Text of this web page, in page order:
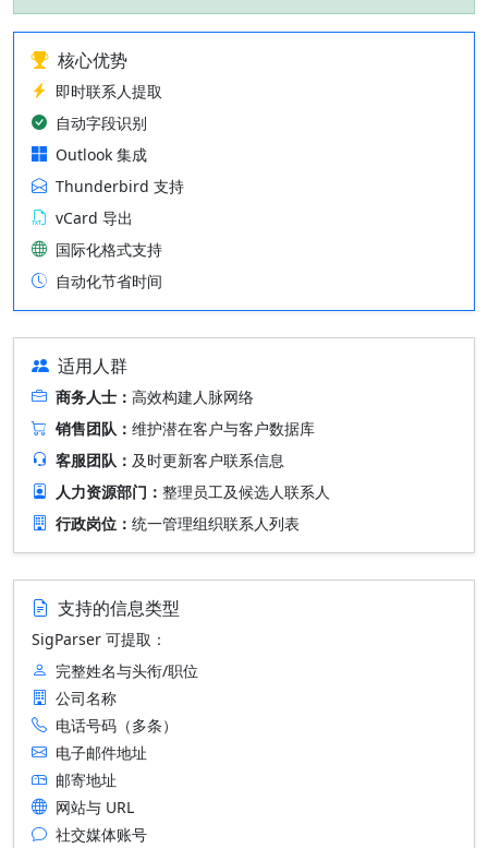
核心优势
即时联系人提取
自动字段识别
Outlook 集成
Thunderbird 支持
vCard 导出
国际化格式支持
自动化节省时间
适用人群
商务人士： 高效构建人脉网络
销售团队： 维护潜在客户与客户数据库
客服团队： 及时更新客户联系信息
人力资源部门： 整理员工及候选人联系人
行政岗位： 统一管理组织联系人列表
支持的信息类型
SigParser 可提取：
完整姓名与头衔/职位
公司名称
电话号码（多条）
电子邮件地址
邮寄地址
网站与 URL
社交媒体账号